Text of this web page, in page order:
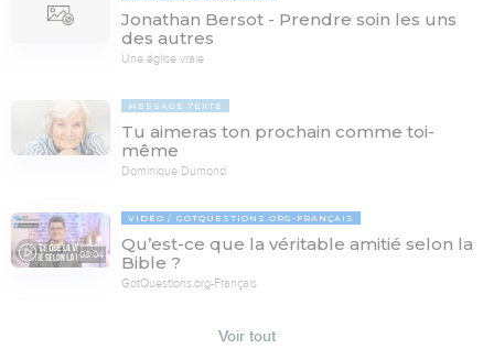
Jonathan Bersot - Prendre soin les uns
des autres
Une église vraie
MESSAGE TEXTE
Tu aimeras ton prochain comme toi-
même
Dominique Dumond
03:04
VIDÉO GOTQUESTIONS.ORG-FRANÇAIS
Qu’est-ce que la véritable amitié selon la
Bible ?
GotQuestions.org-Français
Voir tout